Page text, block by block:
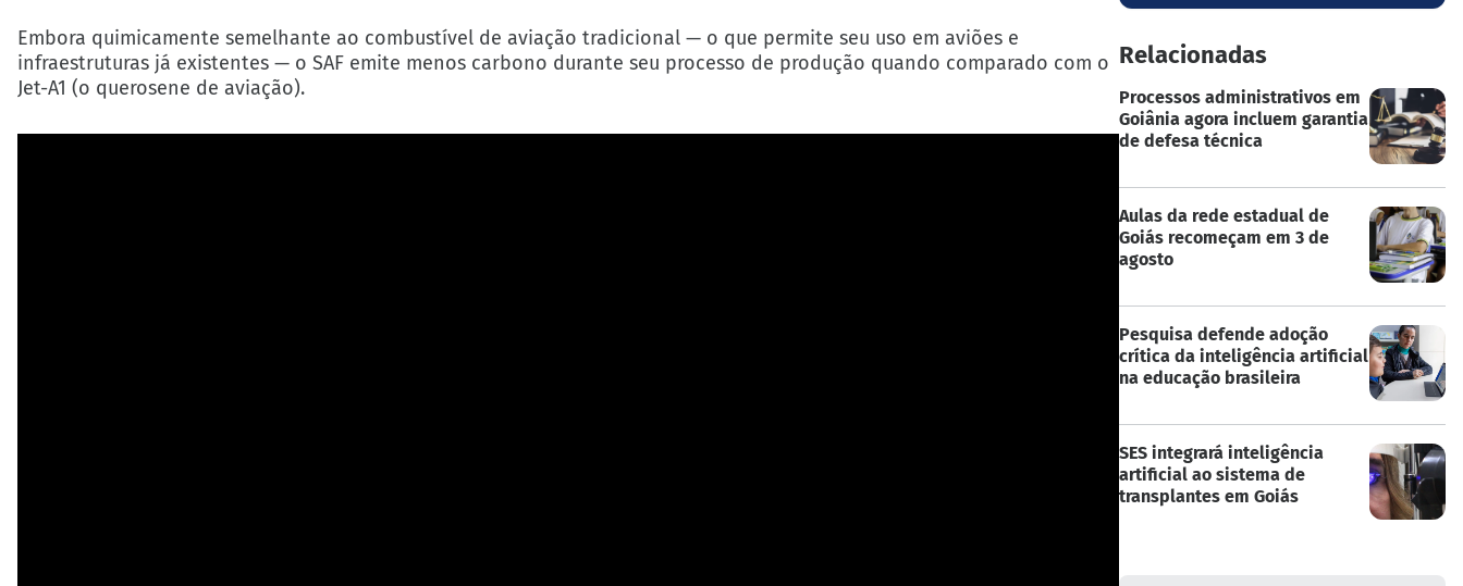
Embora quimicamente semelhante ao combustível de aviação tradicional — o que permite seu uso em aviões e
infraestruturas já existentes — o SAF emite menos carbono durante seu processo de produção quando comparado com o
Jet-A1 (o querosene de aviação).
Relacionadas
Processos administrativos em
Goiânia agora incluem garantia
de defesa técnica
Aulas da rede estadual de
Goiás recomeçam em 3 de
agosto
Pesquisa defende adoção
crítica da inteligência artificial
na educação brasileira
SES integrará inteligência
artificial ao sistema de
transplantes em Goiás